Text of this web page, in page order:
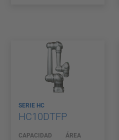
SERIE HC
HC10DTFP
CAPACIDAD
ÁREA